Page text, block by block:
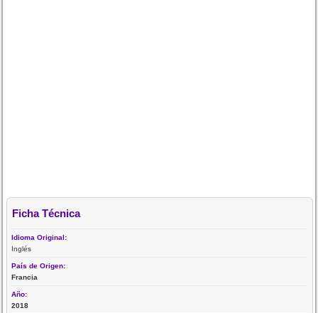
Ficha Técnica
Idioma Original:
Inglés
País de Origen:
Francia
Año:
2018